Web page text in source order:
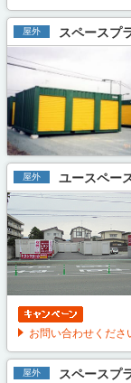
屋外 スペースプ
屋外 ユースペー
お問い合わせくださ
屋外 スペースプ